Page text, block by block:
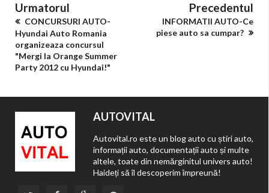
Urmatorul
CONCURSURI AUTO-
Hyundai Auto Romania
organizeaza concursul
"Mergi la Orange Summer
Party 2012 cu Hyundai!"
Precedentul
INFORMATII AUTO-Ce
piese auto sa cumpar?
AUTOVITAL
Autovital.ro este un blog auto cu știri auto,
informații auto, documentații auto și multe
altele, toate din nemărginitul univers auto!
Haideți să îl descoperim împreună!